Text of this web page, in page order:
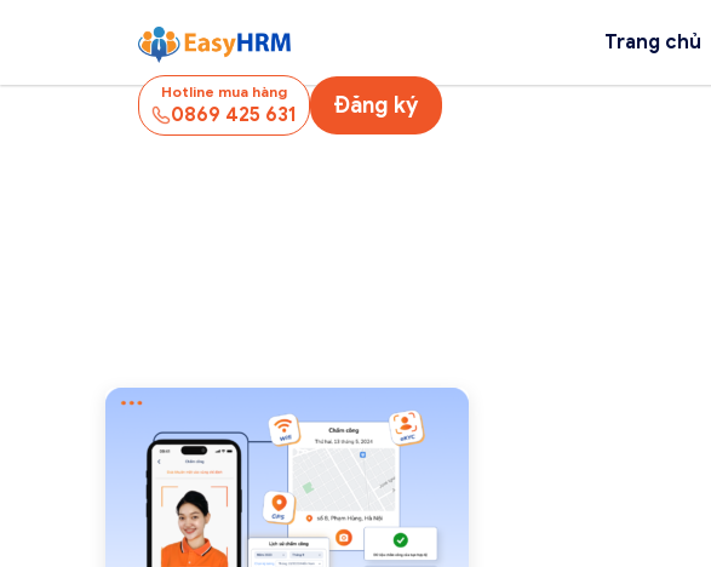
Trang chủ
Hotline mua hàng
0869 425 631 Đăng ký